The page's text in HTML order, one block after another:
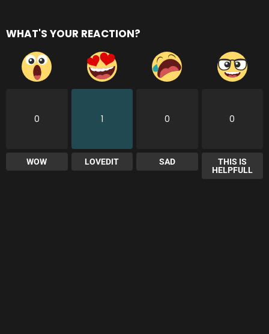
WHAT'S YOUR REACTION?
0
WOW
1
LOVEDIT
0
SAD
0
THIS IS
HELPFULL